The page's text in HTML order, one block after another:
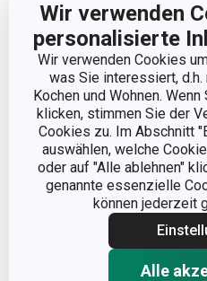
Wir verwenden
personalisierte
Wir verwenden Cookies
was Sie interessiert,
Kochen und Wohnen.
klicken, stimmen Sie der
Cookies zu. Im Abschnitt
auswählen, welche
oder auf "Alle ablehnen"
genannte essenzielle
können jederzeit
Alle
Schäler mit Querklinge
GrandCHEF
6,90 €
Auf Lager
Warenkorb